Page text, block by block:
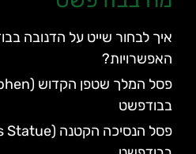
איך לבחור שייט על הדנובה
האפשרויות?
בבודפשט